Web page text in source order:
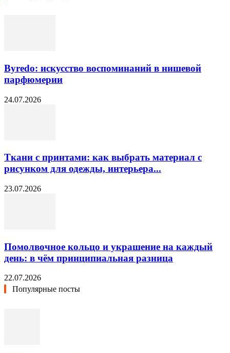
Byredo: искусство воспоминаний в нишевой
парфюмерии
24.07.2026
Ткани с принтами: как выбрать материал с
рисунком для одежды, интерьера...
23.07.2026
Помолвочное кольцо и украшение на каждый
день: в чём принципиальная разница
22.07.2026
Популярные посты